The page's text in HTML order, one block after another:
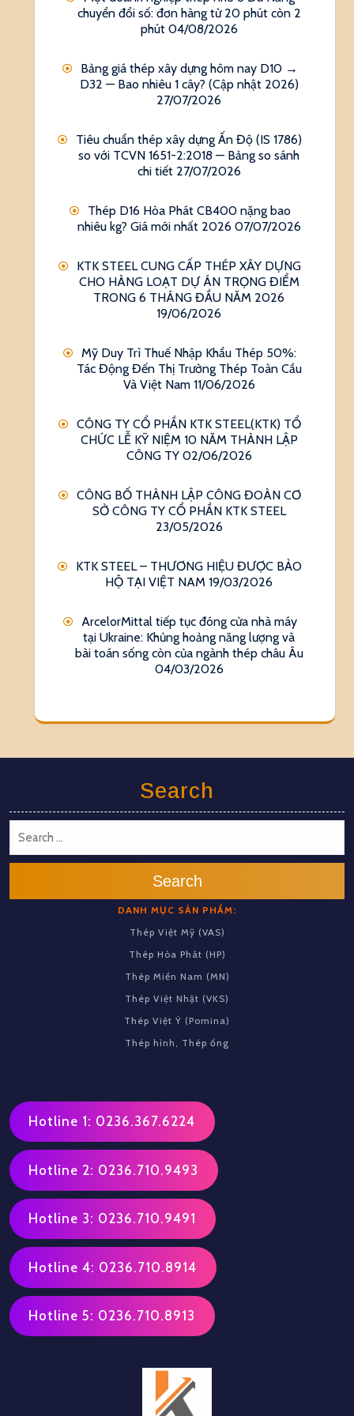
chuyển đổi số: đơn hàng từ 20 phút còn 2
phút 04/08/2026
Bảng giá thép xây dựng hôm nay D10 →
D32 — Bao nhiêu 1 cây? (Cập nhật 2026)
27/07/2026
Tiêu chuẩn thép xây dựng Ấn Độ (IS 1786)
so với TCVN 1651-2:2018 — Bảng so sánh
chi tiết 27/07/2026
Thép D16 Hòa Phát CB400 nặng bao
nhiêu kg? Giá mới nhất 2026 07/07/2026
KTK STEEL CUNG CẤP THÉP XÂY DỰNG
CHO HÀNG LOẠT DỰ ÁN TRỌNG ĐIỂM
TRONG 6 THÁNG ĐẦU NĂM 2026
19/06/2026
Mỹ Duy Trì Thuế Nhập Khẩu Thép 50%:
Tác Động Đến Thị Trường Thép Toàn Cầu
Và Việt Nam 11/06/2026
CÔNG TY CỔ PHẦN KTK STEEL(KTK) TỔ
CHỨC LỄ KỸ NIỆM 10 NĂM THÀNH LẬP
CÔNG TY 02/06/2026
CÔNG BỐ THÀNH LẬP CÔNG ĐOÀN CƠ
SỞ CÔNG TY CỔ PHẦN KTK STEEL
23/05/2026
KTK STEEL – THƯƠNG HIỆU ĐƯỢC BẢO
HỘ TẠI VIỆT NAM 19/03/2026
ArcelorMittal tiếp tục đóng cửa nhà máy
tại Ukraine: Khủng hoảng năng lượng và
bài toán sống còn của ngành thép châu Âu
04/03/2026
Search
Search
DANH MỤC SẢN PHẨM:
Thép Việt Mỹ (VAS)
Thép Hòa Phát (HP)
Thép Miền Nam (MN)
Thép Việt Nhật (VKS)
Thép Việt Ý (Pomina)
Thép hình, Thép ống
Hotline 1: 0236.367.6224
Hotline 2: 0236.710.9493
Hotline 3: 0236.710.9491
Hotline 4: 0236.710.8914
Hotline 5: 0236.710.8913